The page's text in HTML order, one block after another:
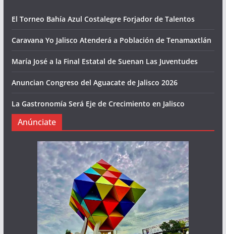
El Torneo Bahía Azul Costalegre Forjador de Talentos
Caravana Yo Jalisco Atenderá a Población de Tenamaxtlán
María José a la Final Estatal de Suenan Las Juventudes
Anuncian Congreso del Aguacate de Jalisco 2026
La Gastronomía Será Eje de Crecimiento en Jalisco
Anúnciate